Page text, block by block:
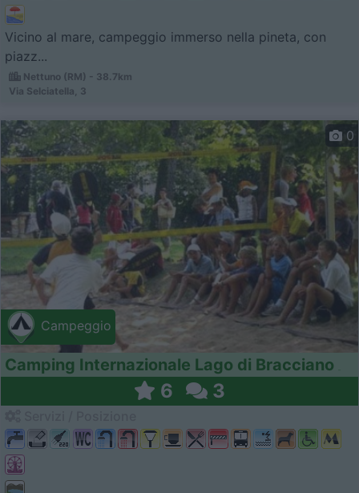
Vicino al mare, campeggio immerso nella pineta, con
piazz...
Nettuno (RM) - 38.7km
Via Selciatella, 3
Campeggio
0
Camping Internazionale Lago di Bracciano
6 3